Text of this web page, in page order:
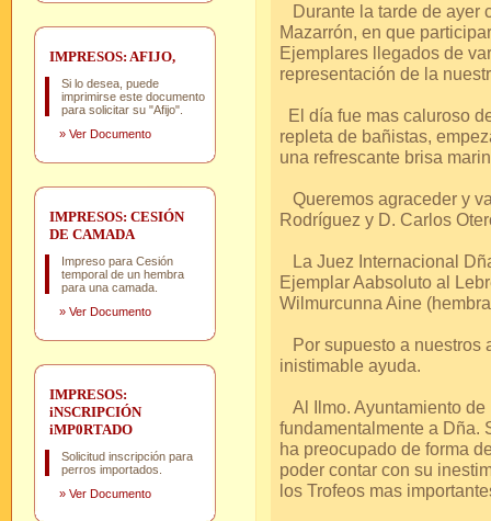
IMPRESOS: AFIJO,
Si lo desea, puede
imprimirse este documento
para solicitar su "Afijo".
» Ver Documento
IMPRESOS: CESIÓN
DE CAMADA
Impreso para Cesión
temporal de un hembra
para una camada.
» Ver Documento
IMPRESOS:
iNSCRIPCIÓN
iMP0RTADO
Solicitud inscripción para
perros importados.
» Ver Documento
Durante la tarde de ayer
Mazarrón, en que
Ejemplares llegados de
representación de la
El día fue mas caluroso
repleta de bañistas,
una refrescante brisa
Queremos agraceder y
Rodríguez y D. Carlos
La Juez Internacional
Ejemplar Aabsoluto al
Wilmurcunna Aine
Por supuesto a nuestros
inistimable ayuda.
Al Ilmo. Ayuntamiento
fundamentalmente a Dña.
ha preocupado de forma
poder contar con su
los Trofeos mas